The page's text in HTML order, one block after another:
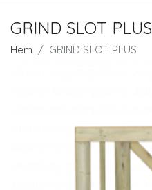
GRIND SLOT PLUS
Hem GRIND SLOT PLUS